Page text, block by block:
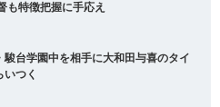
も特徴把握に手応え
駿台学園中を相手に大和田与喜のタイ
いつく